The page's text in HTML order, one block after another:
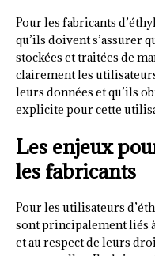
Pour les fabricants
qu’ils doivent s’assurer
stockées et traitées de
clairement les
leurs données et qu’ils
explicite pour cette
Les enjeux
les fabricants
Pour les utilisateurs
sont principalement liés
et au respect de leurs